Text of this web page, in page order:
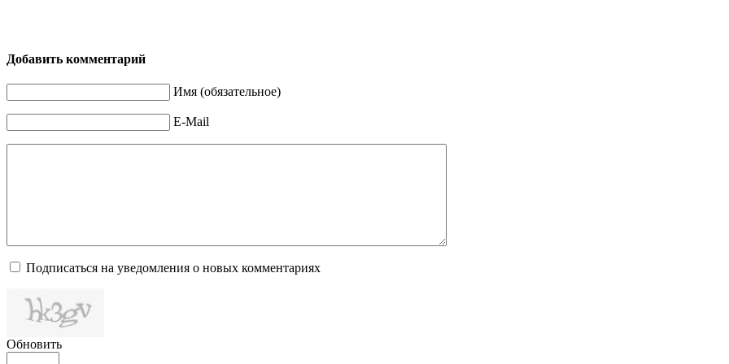
Добавить комментарий
Имя (обязательное)
E-Mail
Подписаться на уведомления о новых комментариях
Обновить